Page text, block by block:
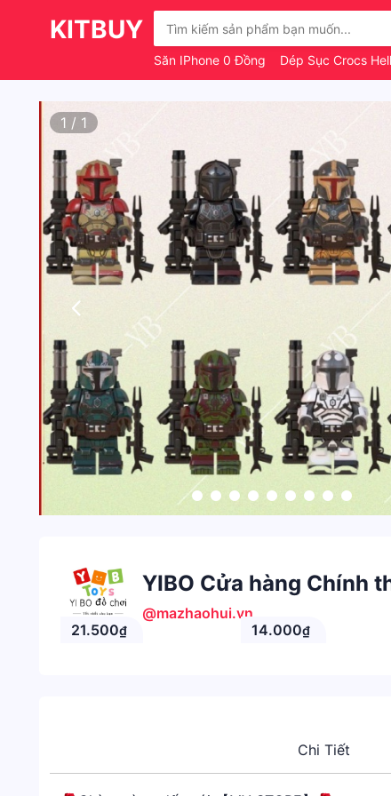
KITBUY
Săn IPhone 0 Đồng Dép Sục Crocs
1 / 1
YIBO Cửa hàng Chính
@mazhaohui.vn
21.500₫ 14.000₫
Chi Tiết